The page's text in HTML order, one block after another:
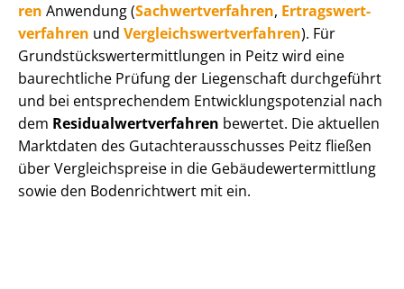
ren Anwendung (Sach­wert­ver­fah­ren, Er­trags­wert­
ver­fah­ren und Ver­gleichs­wert­ver­fah­ren). Für
Grund­stücks­wert­ermitt­lun­gen in Peitz wird eine
baurechtliche Prüfung der Liegenschaft durchgeführt
und bei entsprechendem Ent­wick­lungs­po­ten­zi­al nach
dem Re­si­du­al­wert­ver­fah­ren bewertet. Die aktuellen
Marktdaten des Gut­ach­ter­aus­schus­ses Peitz fließen
über Ver­gleichs­prei­se in die Ge­bäu­de­wert­ermitt­lung
sowie den Bodenrichtwert mit ein.